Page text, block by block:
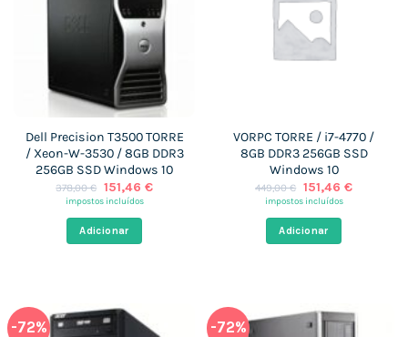
Dell Precision T3500 TORRE
/ Xeon-W-3530 / 8GB DDR3
256GB SSD Windows 10
378,00€ O
preço
era:
378,00 €.
151,46 €O
impostos incluídos
Adicionar
VORPC TORRE / i7-4770 /
8GB DDR3 256GB SSD
Windows 10
449,00€ O
preço
era:
449,00 €.
151,46 €O
impostos incluídos
Adicionar
-72% -72%